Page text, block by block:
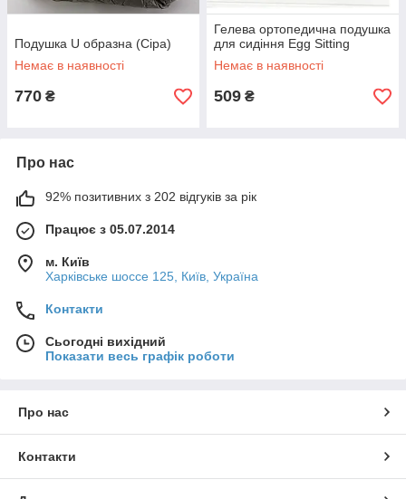
Подушка U образна (Сіра)
Немає в наявності
770 ₴
Гелева ортопедична подушка
для сидіння Egg Sitting
Немає в наявності
509 ₴
Про нас
92% позитивних з 202 відгуків за рік
Працює з 05.07.2014
м. Київ
Харківське шоссе 125, Київ, Україна
Контакти
Сьогодні вихідний
Показати весь графік роботи
Про нас
Контакти